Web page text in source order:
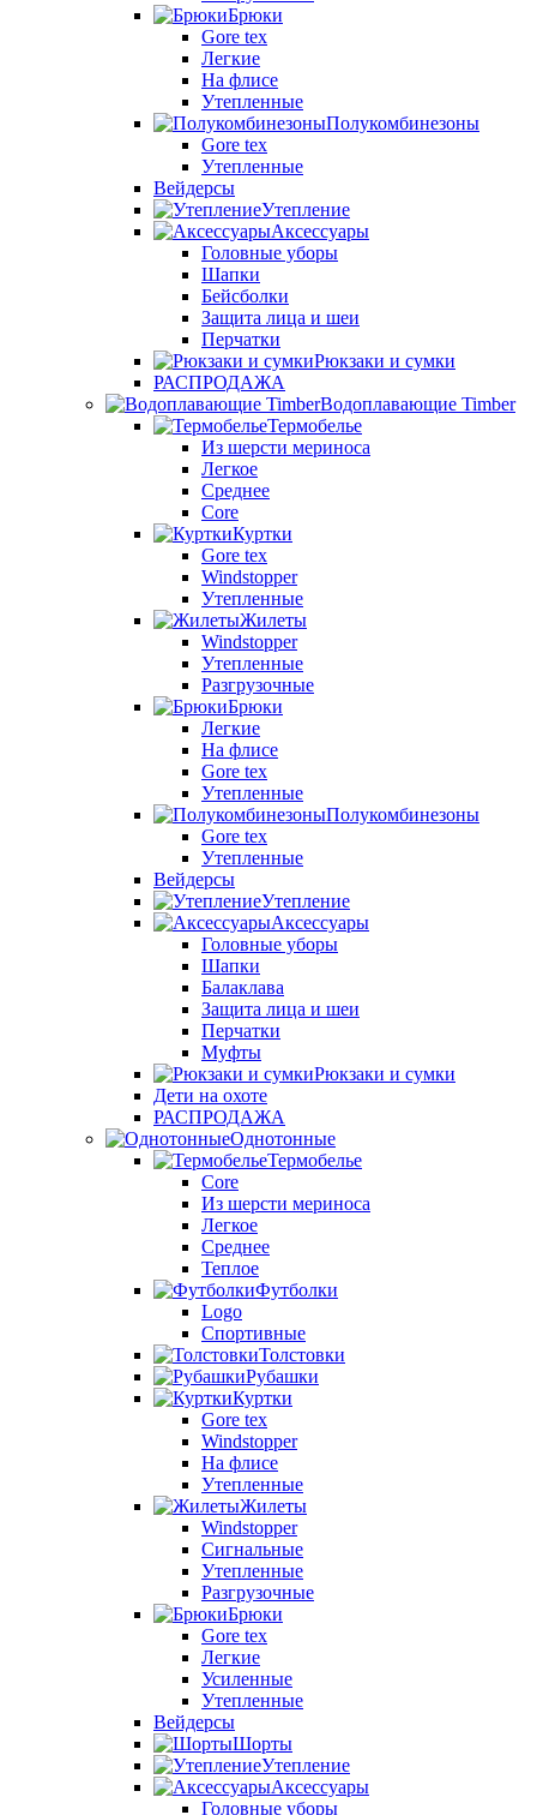
Брюки
Gore tex
Легкие
На флисе
Утепленные
Полукомбинезоны
Gore tex
Утепленные
Вейдерсы
Утепление
Аксессуары
Головные уборы
Шапки
Бейсболки
Защита лица и шеи
Перчатки
Рюкзаки и сумки
РАСПРОДАЖА
Водоплавающие Timber
Термобелье
Из шерсти мериноса
Легкое
Среднее
Core
Куртки
Gore tex
Windstopper
Утепленные
Жилеты
Windstopper
Утепленные
Разгрузочные
Брюки
Легкие
На флисе
Gore tex
Утепленные
Полукомбинезоны
Gore tex
Утепленные
Вейдерсы
Утепление
Аксессуары
Головные уборы
Шапки
Балаклава
Защита лица и шеи
Перчатки
Муфты
Рюкзаки и сумки
Дети на охоте
РАСПРОДАЖА
Однотонные
Термобелье
Core
Из шерсти мериноса
Легкое
Среднее
Теплое
Футболки
Logo
Спортивные
Толстовки
Рубашки
Куртки
Gore tex
Windstopper
На флисе
Утепленные
Жилеты
Windstopper
Сигнальные
Утепленные
Разгрузочные
Брюки
Gore tex
Легкие
Усиленные
Утепленные
Вейдерсы
Шорты
Утепление
Аксессуары
Головные уборы